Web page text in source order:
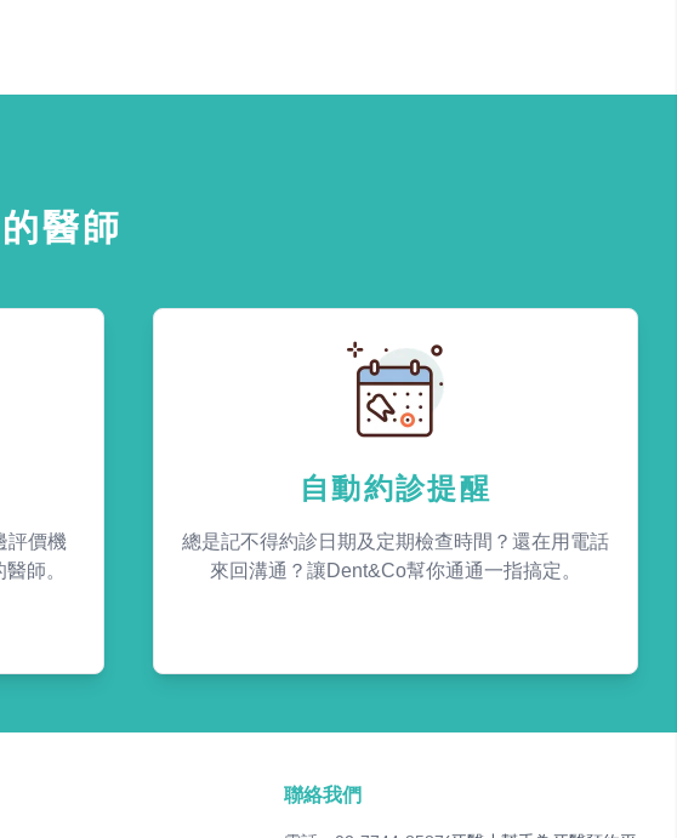
醫師
評價機
師。
自動約診提醒
總是記不得約診日期及定期檢查時間？還在用電話
來回溝通？讓Dent&Co幫你通通一指搞定。
聯絡我們